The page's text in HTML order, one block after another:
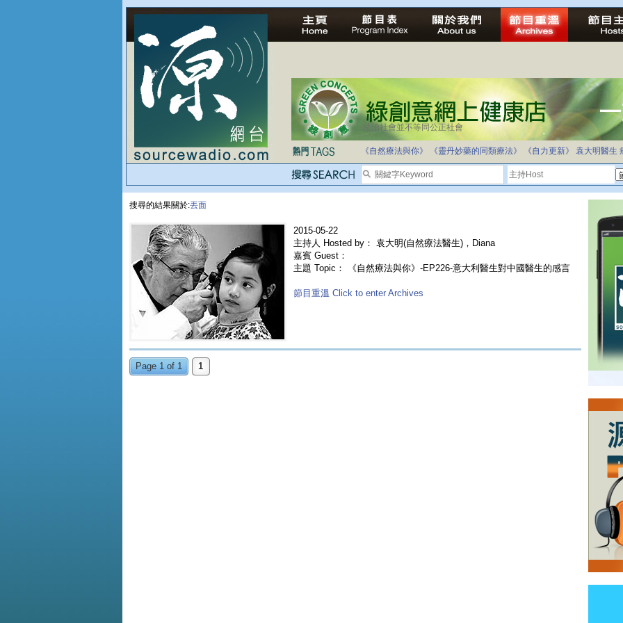
法治社會並不等同公正社會
《自然療法與你》 《靈丹妙藥的同類療法》 《自力更新》 袁大明醫生
搜尋的結果關於:丟面
2015-05-22
主持人 Hosted by： 袁大明(自然療法醫生)，Diana
嘉賓 Guest：
主題 Topic： 《自然療法與你》-EP226-意大利醫生對中國醫生的感言
節目重溫 Click to enter Archives
Page 1 of 1 1